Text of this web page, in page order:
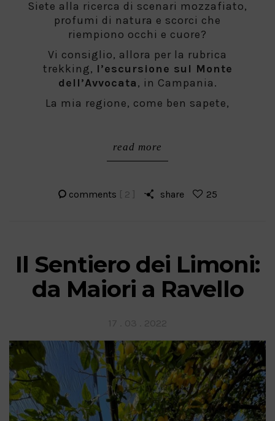
Siete alla ricerca di scenari mozzafiato,
profumi di natura e scorci che
riempiono occhi e cuore?
Vi consiglio, allora per la rubrica
trekking, l’escursione sul Monte
dell’Avvocata, in Campania.
La mia regione, come ben sapete,
read more
comments [ 2 ] share 25
Il Sentiero dei Limoni:
da Maiori a Ravello
on